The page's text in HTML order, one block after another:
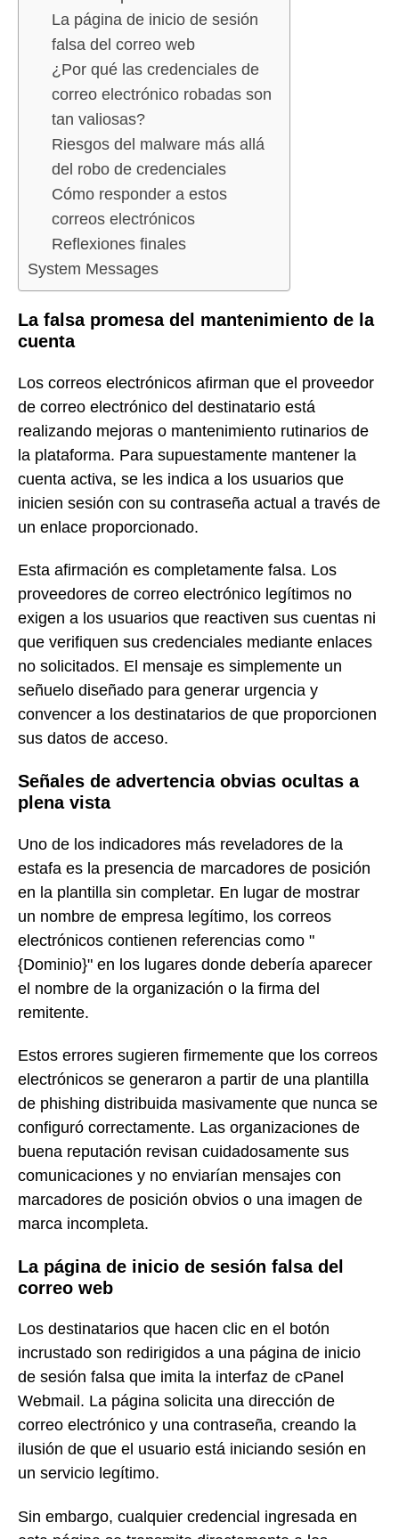
La página de inicio de sesión
falsa del correo web
¿Por qué las credenciales de
correo electrónico robadas son
tan valiosas?
Riesgos del malware más allá
del robo de credenciales
Cómo responder a estos
correos electrónicos
Reflexiones finales
System Messages
La falsa promesa del mantenimiento de la
cuenta
Los correos electrónicos afirman que el proveedor
de correo electrónico del destinatario está
realizando mejoras o mantenimiento rutinarios de
la plataforma. Para supuestamente mantener la
cuenta activa, se les indica a los usuarios que
inicien sesión con su contraseña actual a través de
un enlace proporcionado.
Esta afirmación es completamente falsa. Los
proveedores de correo electrónico legítimos no
exigen a los usuarios que reactiven sus cuentas ni
que verifiquen sus credenciales mediante enlaces
no solicitados. El mensaje es simplemente un
señuelo diseñado para generar urgencia y
convencer a los destinatarios de que proporcionen
sus datos de acceso.
Señales de advertencia obvias ocultas a
plena vista
Uno de los indicadores más reveladores de la
estafa es la presencia de marcadores de posición
en la plantilla sin completar. En lugar de mostrar
un nombre de empresa legítimo, los correos
electrónicos contienen referencias como "
{Dominio}" en los lugares donde debería aparecer
el nombre de la organización o la firma del
remitente.
Estos errores sugieren firmemente que los correos
electrónicos se generaron a partir de una plantilla
de phishing distribuida masivamente que nunca se
configuró correctamente. Las organizaciones de
buena reputación revisan cuidadosamente sus
comunicaciones y no enviarían mensajes con
marcadores de posición obvios o una imagen de
marca incompleta.
La página de inicio de sesión falsa del
correo web
Los destinatarios que hacen clic en el botón
incrustado son redirigidos a una página de inicio
de sesión falsa que imita la interfaz de cPanel
Webmail. La página solicita una dirección de
correo electrónico y una contraseña, creando la
ilusión de que el usuario está iniciando sesión en
un servicio legítimo.
Sin embargo, cualquier credencial ingresada en